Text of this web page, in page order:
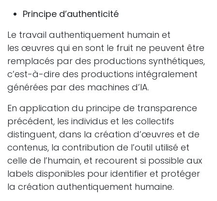
Principe d’authenticité
Le travail authentiquement humain et
les œuvres qui en sont le fruit ne peuvent être
remplacés par des productions synthétiques,
c’est-à-dire des productions intégralement
générées par des machines d’IA.
En application du principe de transparence
précédent, les individus et les collectifs
distinguent, dans la création d’œuvres et de
contenus, la contribution de l’outil utilisé et
celle de l’humain, et recourent si possible aux
labels disponibles pour identifier et protéger
la création authentiquement humaine.